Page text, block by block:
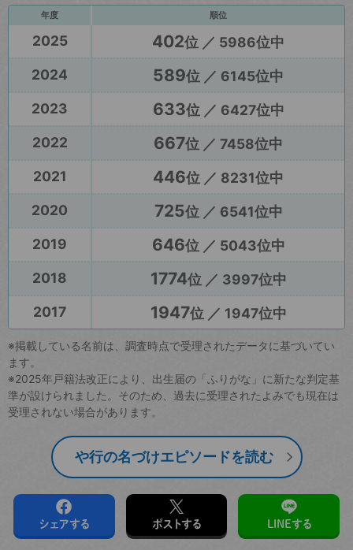
年度 順位
2025 402位 ／ 5986位中
2024
589位 ／ 6145位中
2023
633位 ／ 6427位中
2022
667位 ／ 7458位中
2021
446位 ／ 8231位中
2020
725位 ／ 6541位中
2019
646位 ／ 5043位中
2018
1774位 ／ 3997位中
2017
1947位 ／ 1947位中
※掲載している名前は、調査時点で受理されたデータに基づいてい
ます。
※2025年戸籍法改正により、出生届の「ふりがな」に新たな判定基
準が設けられました。そのため、過去に受理されたよみでも現在は
受理されない場合があります。
や行の名づけエピソードを読む
シェアする ポストする LINEする